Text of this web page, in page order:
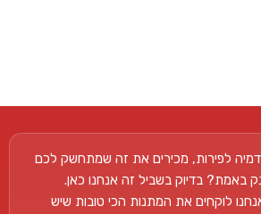
לפירות, מכירים את זה שמתחשק לכם
באמת? בדיוק בשביל זה אנחנו כאן.
לוקחים את המתנות הכי טובות שיש